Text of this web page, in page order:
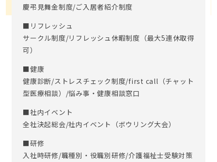
慶弔見舞金制度/ご入居者紹介制度
■リフレッシュ
サークル制度/リフレッシュ休暇制度（最大5連休取得
可）
■健康
健康診断/ストレスチェック制度/first call（チャット
型医療相談）/悩み事・健康相談窓口
■社内イベント
全社決起総会/社内イベント（ボウリング大会）
■研修
入社時研修/職種別・役職別研修/介護福祉士受験対策